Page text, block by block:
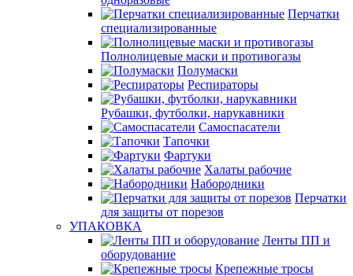
Перчатки
специализированные
Полнолицевые маски и противогазы
Полумаски
Респираторы
Рубашки, футболки, нарукавники
Самоспасатели
Тапочки
Фартуки
Халаты рабочие
Набородники
Перчатки
для защиты от порезов
УПАКОВКА
Ленты ПП и
оборудование
Крепежные тросы